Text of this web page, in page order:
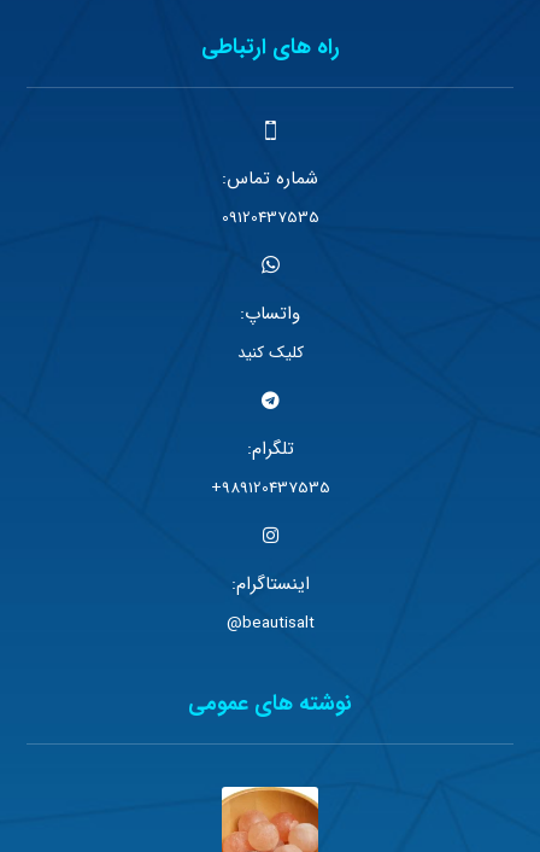
راه های ارتباطی
شماره تماس:
09120437535
واتساپ:
کلیک کنید
تلگرام:
989120437535+
اینستاگرام:
beautisalt@
نوشته های عمومی